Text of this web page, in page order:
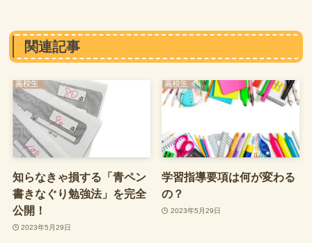
関連記事
知らなきゃ損する「青ペン
書きなぐり勉強法」を完全
公開！
2023年5月29日
学習指導要項は何が変わる
の？
2023年5月29日